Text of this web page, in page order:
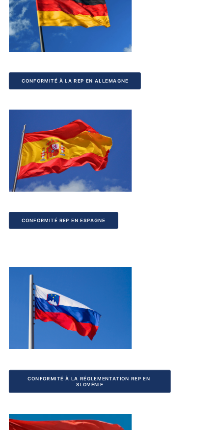
CONFORMITÉ À LA REP EN ALLEMAGNE
CONFORMITÉ REP EN ESPAGNE
CONFORMITÉ À LA RÉGLEMENTATION REP EN
SLOVÉNIE